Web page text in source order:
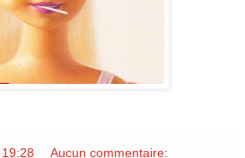
19:28 Aucun commentaire: